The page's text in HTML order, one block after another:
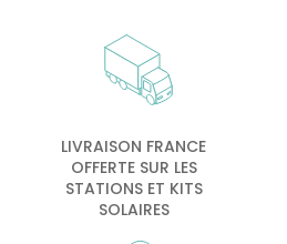
LIVRAISON FRANCE
OFFERTE SUR LES
STATIONS ET KITS
SOLAIRES